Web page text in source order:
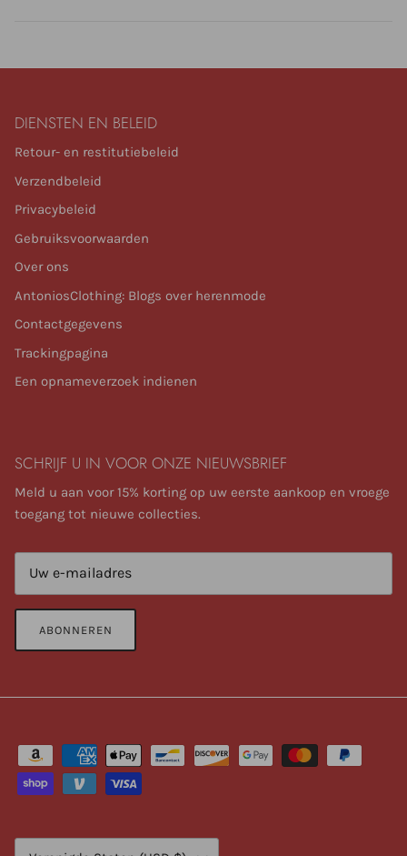
DIENSTEN EN BELEID
Retour- en restitutiebeleid
Verzendbeleid
Privacybeleid
Gebruiksvoorwaarden
Over ons
AntoniosClothing: Blogs over herenmode
Contactgegevens
Trackingpagina
Een opnameverzoek indienen
SCHRIJF U IN VOOR ONZE NIEUWSBRIEF
Meld u aan voor 15% korting op uw eerste aankoop en vroege
toegang tot nieuwe collecties.
ABONNEREN
Land/Regio